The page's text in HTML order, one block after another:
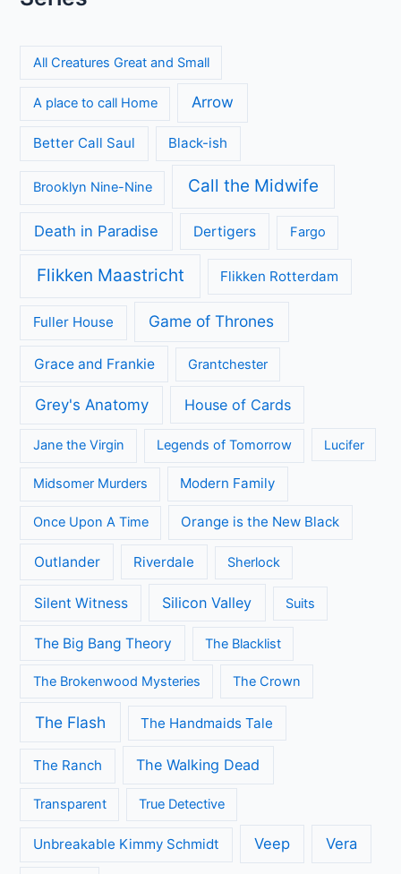
All Creatures Great and Small
A place to call Home Arrow
Better Call Saul Black-ish
Brooklyn Nine-Nine Call the Midwife
Death in Paradise Dertigers Fargo
Flikken Maastricht Flikken Rotterdam
Fuller House Game of Thrones
Grace and Frankie Grantchester
Grey's Anatomy House of Cards
Jane the Virgin Legends of Tomorrow Lucifer
Midsomer Murders Modern Family
Once Upon A Time Orange is the New Black
Outlander Riverdale Sherlock
Silent Witness Silicon Valley Suits
The Big Bang Theory The Blacklist
The Brokenwood Mysteries The Crown
The Flash The Handmaids Tale
The Ranch The Walking Dead
Transparent True Detective
Unbreakable Kimmy Schmidt Veep Vera